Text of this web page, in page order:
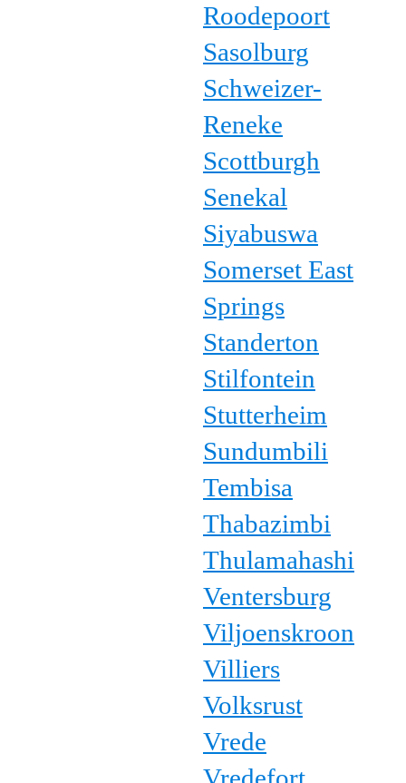
Roodepoort
Sasolburg
Schweizer-
Reneke
Scottburgh
Senekal
Siyabuswa
Somerset East
Springs
Standerton
Stilfontein
Stutterheim
Sundumbili
Tembisa
Thabazimbi
Thulamahashi
Ventersburg
Viljoenskroon
Villiers
Volksrust
Vrede